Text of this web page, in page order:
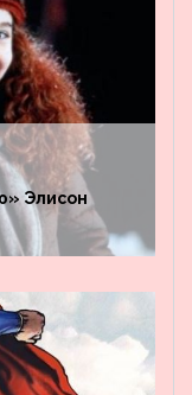
Элисон